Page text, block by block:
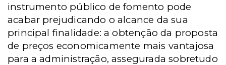
instrumento público de fomento pode
acabar prejudicando o alcance da sua
principal finalidade: a obtenção da proposta
de preços economicamente mais vantajosa
para a administração, assegurada sobretudo